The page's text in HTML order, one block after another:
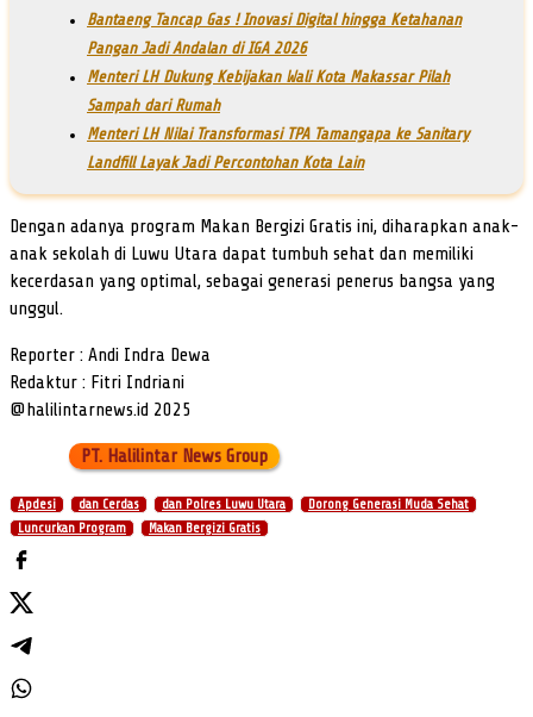
Bantaeng Tancap Gas ! Inovasi Digital hingga Ketahanan
Pangan Jadi Andalan di IGA 2026
Menteri LH Dukung Kebijakan Wali Kota Makassar Pilah
Sampah dari Rumah
Menteri LH Nilai Transformasi TPA Tamangapa ke Sanitary
Landfill Layak Jadi Percontohan Kota Lain
Dengan adanya program Makan Bergizi Gratis ini, diharapkan anak-
anak sekolah di Luwu Utara dapat tumbuh sehat dan memiliki
kecerdasan yang optimal, sebagai generasi penerus bangsa yang
unggul.
Reporter : Andi Indra Dewa
Redaktur : Fitri Indriani
@halilintarnews.id 2025
PT. Halilintar News Group
Apdesi dan Cerdas dan Polres Luwu Utara
Dorong Generasi Muda Sehat
Luncurkan Program
Makan Bergizi Gratis